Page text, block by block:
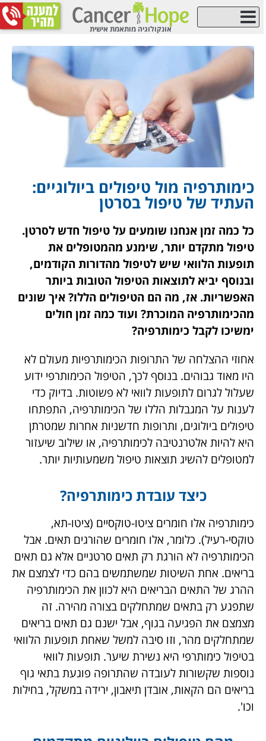
אונקולוגיה מותאמת אישית
כימותרפיה מול טיפולים ביולוגיים:
העתיד של טיפול בסרטן
כל כמה זמן אנחנו שומעים על טיפול חדש
לסרטן. טיפול מתקדם יותר, שימנע מהמטופלים
את תופעות הלוואי שיש לטיפול מהדורות
הקודמים, ובנוסף יביא לתוצאות הטיפול הטובות
ביותר האפשריות. אז, מה הם הטיפולים הללו?
איך שונים מהכימותרפיה המוכרת? ועוד כמה זמן
חולים ימשיכו לקבל כימותרפיה?
אחוזי ההצלחה של התרופות הכימותרפיות מעולם
לא היו מאוד גבוהים. בנוסף לכך, הטיפול הכימותרפי
ידוע שעלול לגרום לתופעות לוואי לא פשוטות. בדיוק
כדי לענות על המגבלות הללו של הכימותרפיה,
התפתחו טיפולים ביולוגים, ותרופות חדשניות אחרות
שמטרתן היא להיות אלטרנטיבה לכימותרפיה, או
שילוב שיעזור למטופלים להשיג תוצאות טיפול
כימותרפיה אלו חומרים ציטו-טוקסיים (ציטו-תא,
טוקסי-רעיל). כלומר, אלו חומרים שהורגים תאים.
אבל הכימותרפיה לא הורגת רק תאים סרטניים אלא
גם תאים בריאים. אחת השיטות שמשתמשים בהם
כדי לצמצם את ההרג של התאים הבריאים היא לכוון
את הכימותרפיה שתפגע רק בתאים שמתחלקים
בצורה מהירה. זה מצמצם את הפגיעה בגוף, אבל
ישנם גם תאים בריאים שמתחלקים מהר, וזו סיבה
למשל שאחת תופעות הלוואי בטיפול כימותרפי היא
נשירת שיער. תופעות לוואי נוספות שקשורות לעובדה
שהתרופה פוגעת בתאי גוף בריאים הם הקאות,